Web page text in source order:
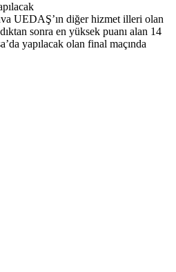
UEDAŞ’ın diğer hizmet illeri olan
sonra en yüksek puanı alan 14
yapılacak olan final maçında